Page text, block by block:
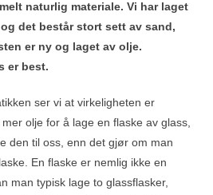
naturlig materiale. Vi har laget
det består stort sett av sand,
er ny og laget av olje.
er best.
ser vi at virkeligheten er
olje for å lage en flaske av glass,
den til oss, enn det gjør om man
En flaske er nemlig ikke en
man typisk lage to glassflasker,